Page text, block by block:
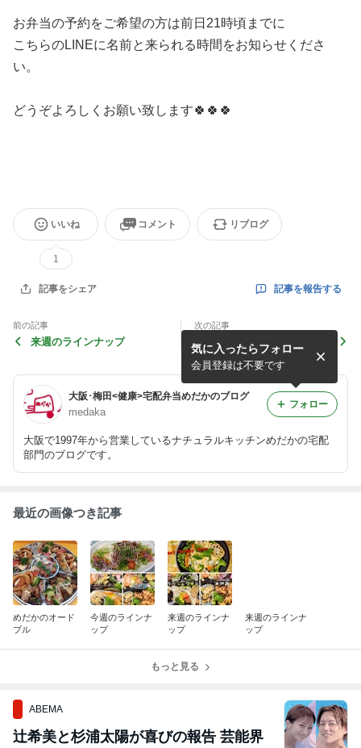
お弁当の予約をご希望の方は前日21時頃までに
こちらのLINEに名前と来られる時間をお知らせくださ
い。
どうぞよろしくお願い致します🍀🍀🍀
いいね
1
コメント リブログ
記事をシェア 記事を報告する
前の記事
来週のラインナップ
次の記事
来週のラインナップ
大阪･梅田<健康>宅配弁当めだかのブログ
medaka
大阪で1997年から営業しているナチュラルキッチンめだかの宅配
部門のブログです。
気に入ったらフォロー
会員登録は不要です
フォロー
最近の画像つき記事
めだかのオード
ブル
今週のラインナ
ップ
来週のラインナ
ップ
来週のラインナ
ップ
もっと見る
ABEMA
辻希美と杉浦太陽が喜びの報告 芸能界